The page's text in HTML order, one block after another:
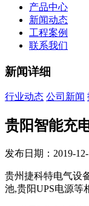
产品中心
新闻动态
工程案例
联系我们
新闻详细
行业动态 公司新闻
贵阳智能充
发布日期：2019-
贵州捷科特电气设
池,贵阳UPS电源等